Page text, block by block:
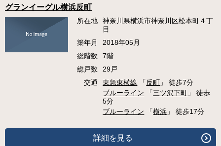
グランイーグル横浜反町
所在地
神奈川県横浜市神奈川区松本町４丁
目
築年月
2018年05月
総階数
7階
総戸数
29戸
交通
東急東横線 「 反町 」 徒歩7分
ブルーライン 「三ツ沢下町 」 徒歩
5分
ブルーライン 「横浜 」 徒歩17分
詳細を見る